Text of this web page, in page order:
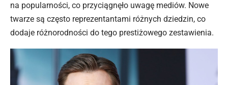
na popularności, co przyciągnęło uwagę mediów. Nowe
twarze są często reprezentantami różnych dziedzin, co
dodaje różnorodności do tego prestiżowego zestawienia.